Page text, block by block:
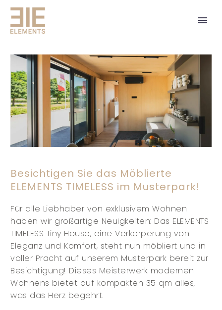
Besichtigen Sie das Möblierte
ELEMENTS TIMELESS im Musterpark!
Für alle Liebhaber von exklusivem Wohnen
haben wir großartige Neuigkeiten: Das ELEMENTS
TIMELESS Tiny House, eine Verkörperung von
Eleganz und Komfort, steht nun möbliert und in
voller Pracht auf unserem Musterpark bereit zur
Besichtigung! Dieses Meisterwerk modernen
Wohnens bietet auf kompakten 35 qm alles,
was das Herz begehrt.